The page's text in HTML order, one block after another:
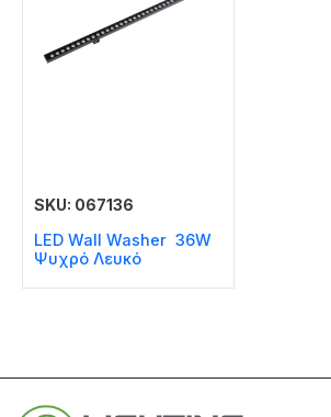
SKU: 067136
LED Wall Washer 36W
Ψυχρό Λευκό